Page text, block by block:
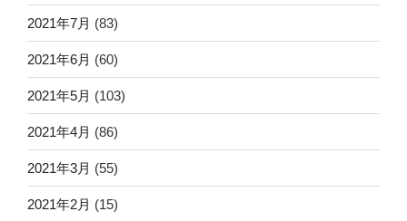
2021年7月 (83)
2021年6月 (60)
2021年5月 (103)
2021年4月 (86)
2021年3月 (55)
2021年2月 (15)